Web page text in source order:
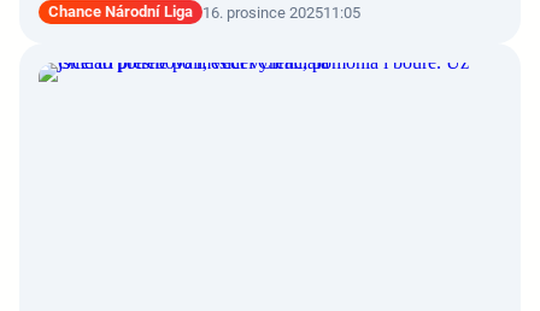
Chance Národní Liga 16. prosince 202511:05